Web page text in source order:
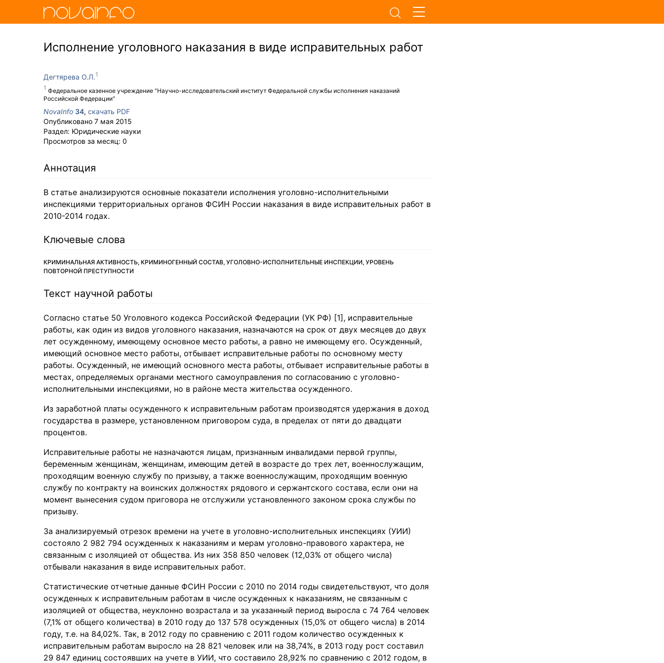
Исполнение уголовного наказания в виде исправительных работ
Дегтярева О.Л.
Федеральное казенное учреждение "Научно-исследовательский институт Федеральной службы исполнения наказаний
Российской Федерации"
NovaInfo 34, скачать PDF
Опубликовано 7 мая 2015
Раздел: Юридические науки
Просмотров за месяц: 0
Аннотация
В статье анализируются основные показатели исполнения уголовно-исполнительными
инспекциями территориальных органов ФСИН России наказания в виде исправительных работ в
2010-2014 годах.
Ключевые слова
КРИМИНАЛЬНАЯ АКТИВНОСТЬ, КРИМИНОГЕННЫЙ СОСТАВ, УГОЛОВНО-ИСПОЛНИТЕЛЬНЫЕ ИНСПЕКЦИИ, УРОВЕНЬ
ПОВТОРНОЙ ПРЕСТУПНОСТИ
Текст научной работы
Согласно статье 50 Уголовного кодекса Российской Федерации (УК РФ) [1], исправительные
работы, как один из видов уголовного наказания, назначаются на срок от двух месяцев до двух
лет осужденному, имеющему основное место работы, а равно не имеющему его. Осужденный,
имеющий основное место работы, отбывает исправительные работы по основному месту
работы. Осужденный, не имеющий основного места работы, отбывает исправительные работы в
местах, определяемых органами местного самоуправления по согласованию с уголовно-
исполнительными инспекциями, но в районе места жительства осужденного.
Из заработной платы осужденного к исправительным работам производятся удержания в доход
государства в размере, установленном приговором суда, в пределах от пяти до двадцати
процентов.
Исправительные работы не назначаются лицам, признанным инвалидами первой группы,
беременным женщинам, женщинам, имеющим детей в возрасте до трех лет, военнослужащим,
проходящим военную службу по призыву, а также военнослужащим, проходящим военную
службу по контракту на воинских должностях рядового и сержантского состава, если они на
момент вынесения судом приговора не отслужили установленного законом срока службы по
призыву.
За анализируемый отрезок времени на учете в уголовно-исполнительных инспекциях (УИИ)
состояло 2 982 794 осужденных к наказаниям и мерам уголовно-правового характера, не
связанным с изоляцией от общества. Из них 358 850 человек (12,03% от общего числа)
отбывали наказания в виде исправительных работ.
Статистические отчетные данные ФСИН России с 2010 по 2014 годы свидетельствуют, что доля
осужденных к исправительным работам в числе осужденных к наказаниям, не связанным с
изоляцией от общества, неуклонно возрастала и за указанный период выросла с 74 764 человек
(7,1% от общего количества) в 2010 году до 137 578 осужденных (15,0% от общего числа) в 2014
году, т.е. на 84,02%. Так, в 2012 году по сравнению с 2011 годом количество осужденных к
исправительным работам выросло на 28 821 человек или на 38,74%, в 2013 году рост составил
29 847 единиц состоявших на учете в УИИ, что составило 28,92% по сравнению с 2012 годом, в